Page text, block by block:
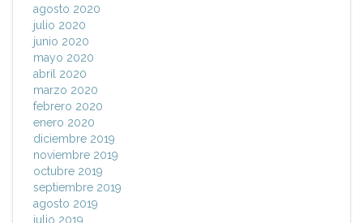
agosto 2020
julio 2020
junio 2020
mayo 2020
abril 2020
marzo 2020
febrero 2020
enero 2020
diciembre 2019
noviembre 2019
octubre 2019
septiembre 2019
agosto 2019
julio 2019